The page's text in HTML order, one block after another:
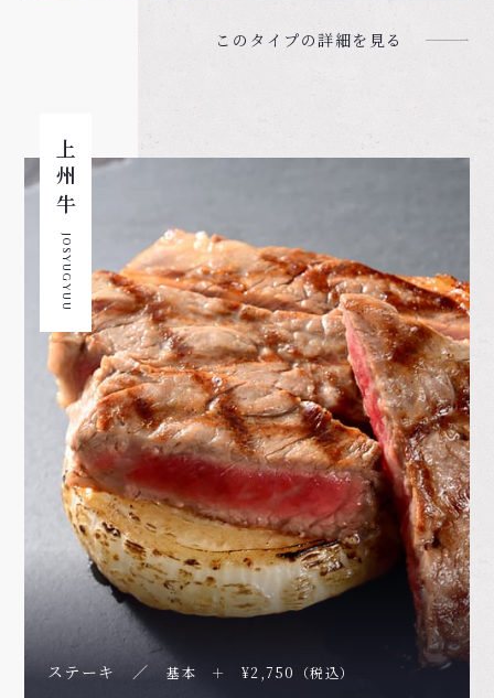
このタイプの詳細を見る
上州牛
JOSYUGYUU
ステーキ ／基本 ＋ ¥2,750（税込）